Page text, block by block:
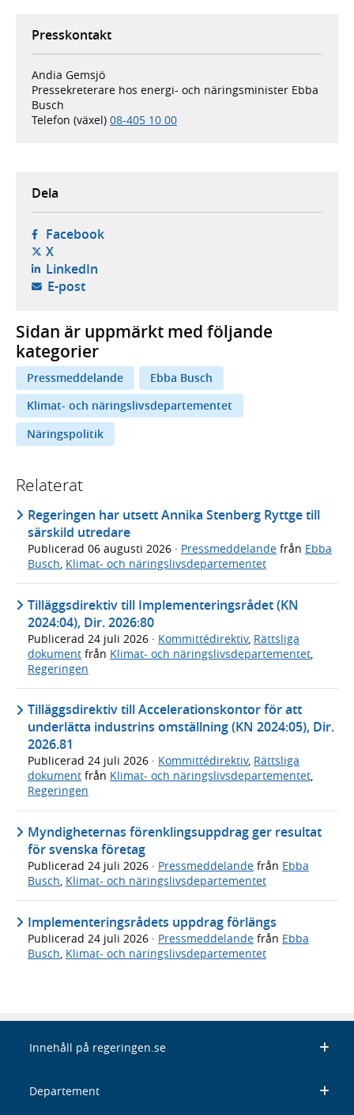
Presskontakt
Andia Gemsjö
Pressekreterare hos energi- och näringsminister Ebba
Busch
Telefon (växel) 08-405 10 00
Dela
Facebook- öppnas i ny flik, extern webbplats,
X- öppnas i ny flik, extern webbplats,
LinkedIn- öppnas i ny flik, extern webbplats,
E-post- öppnar din e-postklient,
Sidan är uppmärkt med följande
kategorier
Pressmeddelande
Ebba Busch
Klimat- och näringslivsdepartementet
Näringspolitik
Relaterat
Regeringen har utsett Annika Stenberg Ryttge till
särskild utredare
Publicerad 06 augusti 2026 · Pressmeddelande från Ebba
Busch, Klimat- och näringslivsdepartementet
Tilläggsdirektiv till Implementeringsrådet (KN
2024:04), Dir. 2026:80
Publicerad 24 juli 2026 · Kommittédirektiv, Rättsliga
dokument från Klimat- och näringslivsdepartementet
Regeringen
Tilläggsdirektiv till Accelerationskontor för att
underlätta industrins omställning (KN 2024:05), Dir.
2026.81
Publicerad 24 juli 2026 · Kommittédirektiv, Rättsliga
dokument från Klimat- och näringslivsdepartementet,
Regeringen
Myndigheternas förenklingsuppdrag ger resultat
för svenska företag
Publicerad 24 juli 2026 · Pressmeddelande från Ebba
Busch, Klimat- och näringslivsdepartementet
Implementeringsrådets uppdrag förlängs
Publicerad 24 juli 2026 · Pressmeddelande från Ebba
Busch Klimat- och näringslivsdepartementet
Innehåll på regeringen.se
Departement